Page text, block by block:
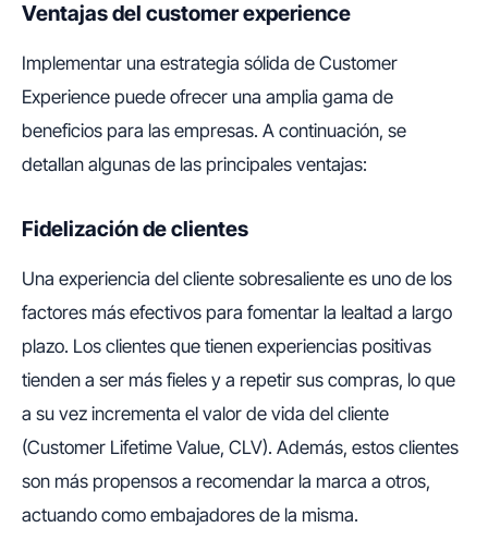
Ventajas del customer experience
Implementar una estrategia sólida de Customer
Experience puede ofrecer una amplia gama de
beneficios para las empresas. A continuación, se
detallan algunas de las principales ventajas:
Fidelización de clientes
Una experiencia del cliente sobresaliente es uno de los
factores más efectivos para fomentar la lealtad a largo
plazo. Los clientes que tienen experiencias positivas
tienden a ser más fieles y a repetir sus compras, lo que
a su vez incrementa el valor de vida del cliente
(Customer Lifetime Value, CLV). Además, estos clientes
son más propensos a recomendar la marca a otros,
actuando como embajadores de la misma.